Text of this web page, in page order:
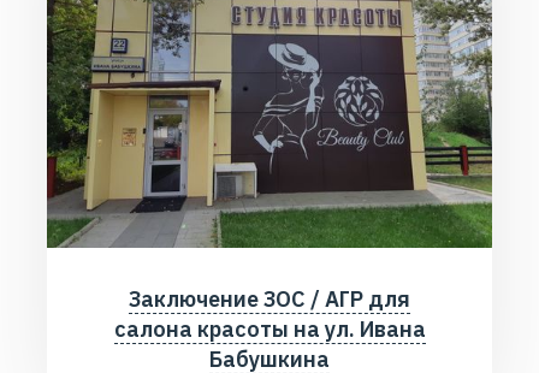
Заключение ЗОС / АГР для
салона красоты на ул. Ивана
Бабушкина